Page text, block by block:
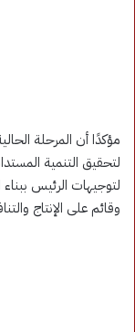
مؤكدًا أن المرحلة
لتحقيق التنمية
لتوجيهات الرئيس
وقائم على الإنتاج